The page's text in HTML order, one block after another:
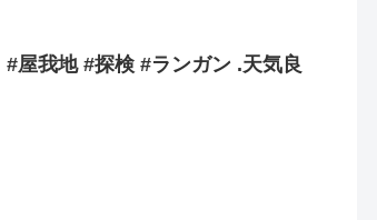
屋我地 #探検 #ランガン .天気良